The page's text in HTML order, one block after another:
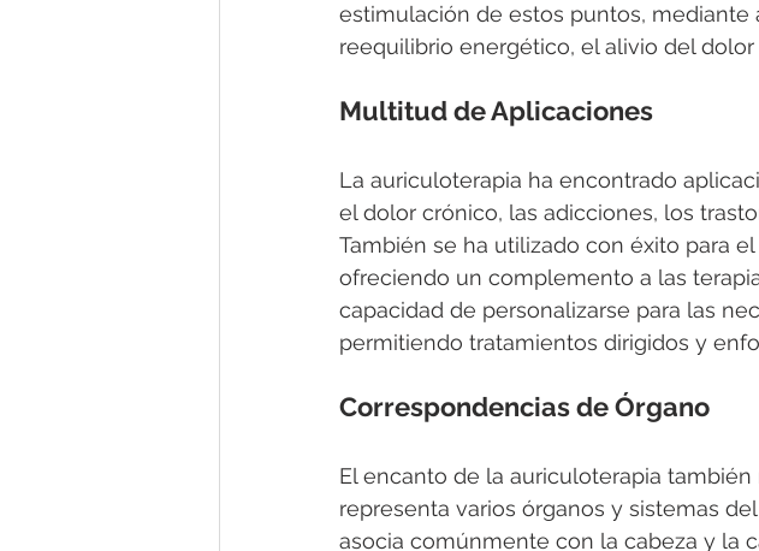
estimulación de estos puntos,
reequilibrio energético, el alivio del
Multitud de Aplicaciones
La auriculoterapia ha encontrado
el dolor crónico, las adicciones, los
También se ha utilizado con éxito para
ofreciendo un complemento a las
capacidad de personalizarse para las
permitiendo tratamientos dirigidos y
Correspondencias de Órgano
El encanto de la auriculoterapia
representa varios órganos y sistemas
asocia comúnmente con la cabeza y la